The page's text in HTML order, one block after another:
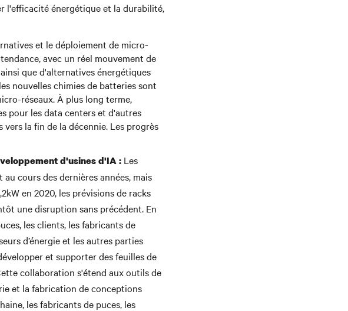
l'efficacité énergétique et la durabilité,
et le déploiement de micro-
avec un réel mouvement de
que d'alternatives énergétiques
nouvelles chimies de batteries sont
réseaux. À plus long terme,
pour les data centers et d'autres
la fin de la décennie. Les progrès
d'usines d'IA : Les
cours des dernières années, mais
en 2020, les prévisions de racks
une disruption sans précédent. En
les clients, les fabricants de
d’énergie et les autres parties
et supporter des feuilles de
collaboration s'étend aux outils de
et la fabrication de conceptions
les fabricants de puces, les